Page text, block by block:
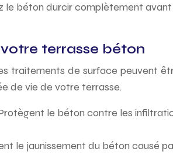
le béton durcir complètement
terrasse béton
traitements de surface peuvent
de vie de votre terrasse.
le béton contre les
le jaunissement du béton causé